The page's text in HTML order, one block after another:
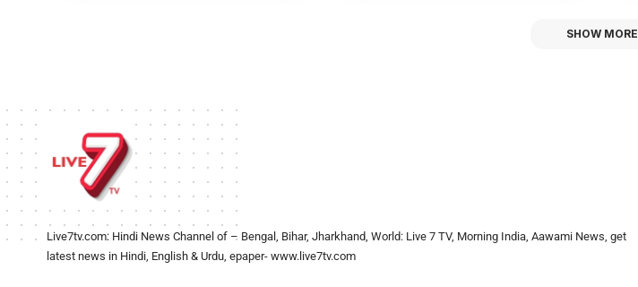
SHOW MORE
Live7tv.com: Hindi News Channel of – Bengal, Bihar, Jharkhand, World: Live 7 TV, Morning India, Aawami News, get
latest news in Hindi, English & Urdu, epaper- www.live7tv.com